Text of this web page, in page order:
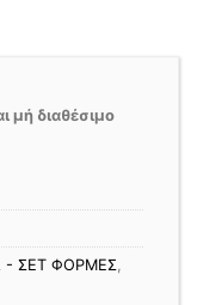
μή διαθέσιμο
ΣΕΤ ΦΟΡΜΕΣ